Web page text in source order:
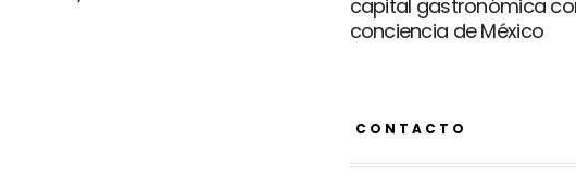
capital gastronómica
conciencia de México
CONTACTO